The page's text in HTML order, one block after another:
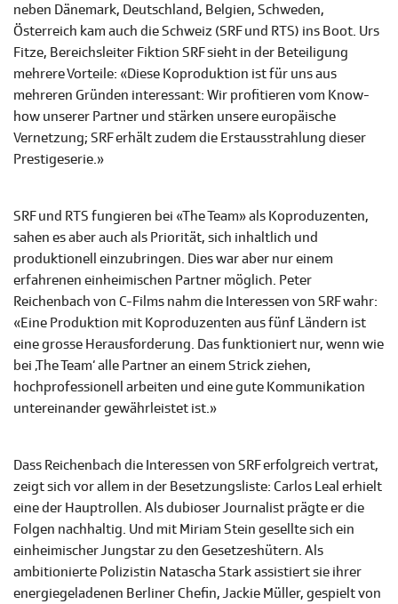
neben Dänemark, Deutschland, Belgien, Schweden,
Österreich kam auch die Schweiz (SRF und RTS) ins Boot. Urs
Fitze, Bereichsleiter Fiktion SRF sieht in der Beteiligung
mehrere Vorteile: «Diese Koproduktion ist für uns aus
mehreren Gründen interessant: Wir profitieren vom Know-
how unserer Partner und stärken unsere europäische
Vernetzung; SRF erhält zudem die Erstausstrahlung dieser
Prestigeserie.»
SRF und RTS fungieren bei «The Team» als Koproduzenten,
sahen es aber auch als Priorität, sich inhaltlich und
produktionell einzubringen. Dies war aber nur einem
erfahrenen einheimischen Partner möglich. Peter
Reichenbach von C-Films nahm die Interessen von SRF wahr:
«Eine Produktion mit Koproduzenten aus fünf Ländern ist
eine grosse Herausforderung. Das funktioniert nur, wenn wie
bei ‚The Team‘ alle Partner an einem Strick ziehen,
hochprofessionell arbeiten und eine gute Kommunikation
untereinander gewährleistet ist.»
Dass Reichenbach die Interessen von SRF erfolgreich vertrat,
zeigt sich vor allem in der Besetzungsliste: Carlos Leal erhielt
eine der Hauptrollen. Als dubioser Journalist prägte er die
Folgen nachhaltig. Und mit Miriam Stein gesellte sich ein
einheimischer Jungstar zu den Gesetzeshütern. Als
ambitionierte Polizistin Natascha Stark assistiert sie ihrer
energiegeladenen Berliner Chefin, Jackie Müller, gespielt von